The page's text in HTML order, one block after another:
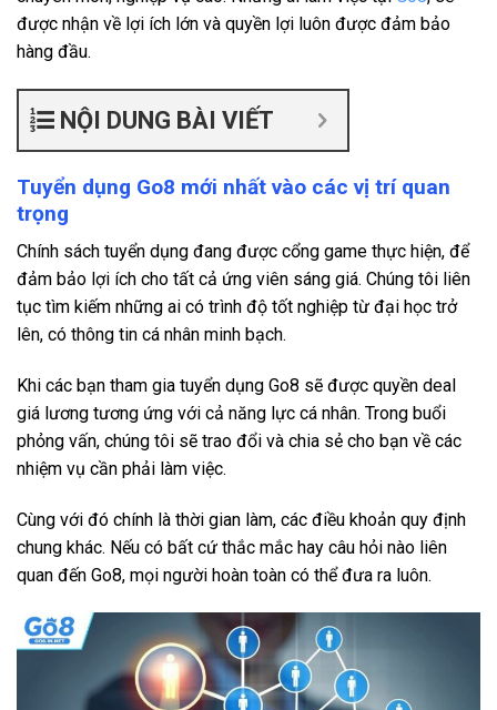
được nhận về lợi ích lớn và quyền lợi luôn được đảm bảo
hàng đầu.
NỘI DUNG BÀI VIẾT
Tuyển dụng Go8 mới nhất vào các vị trí quan
trọng
Chính sách tuyển dụng đang được cổng game thực hiện, để
đảm bảo lợi ích cho tất cả ứng viên sáng giá. Chúng tôi liên
tục tìm kiếm những ai có trình độ tốt nghiệp từ đại học trở
lên, có thông tin cá nhân minh bạch.
Khi các bạn tham gia tuyển dụng Go8 sẽ được quyền deal
giá lương tương ứng với cả năng lực cá nhân. Trong buổi
phỏng vấn, chúng tôi sẽ trao đổi và chia sẻ cho bạn về các
nhiệm vụ cần phải làm việc.
Cùng với đó chính là thời gian làm, các điều khoản quy định
chung khác. Nếu có bất cứ thắc mắc hay câu hỏi nào liên
quan đến Go8, mọi người hoàn toàn có thể đưa ra luôn.